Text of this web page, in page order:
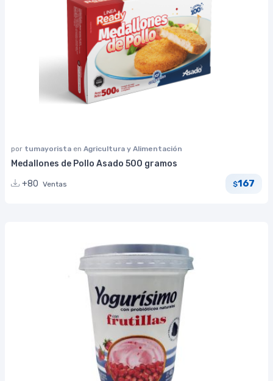
por tumayorista en Agricultura y Alimentación
Medallones de Pollo Asado 500 gramos
+80 Ventas $167